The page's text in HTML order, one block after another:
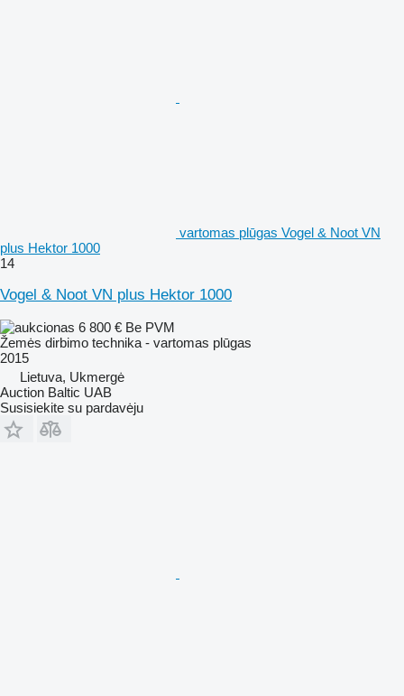
vartomas plūgas Vogel & Noot VN
plus Hektor 1000
14
Vogel & Noot VN plus Hektor 1000
6 800 € Be PVM
Žemės dirbimo technika - vartomas plūgas
2015
Lietuva, Ukmergė
Auction Baltic UAB
Susisiekite su pardavėju